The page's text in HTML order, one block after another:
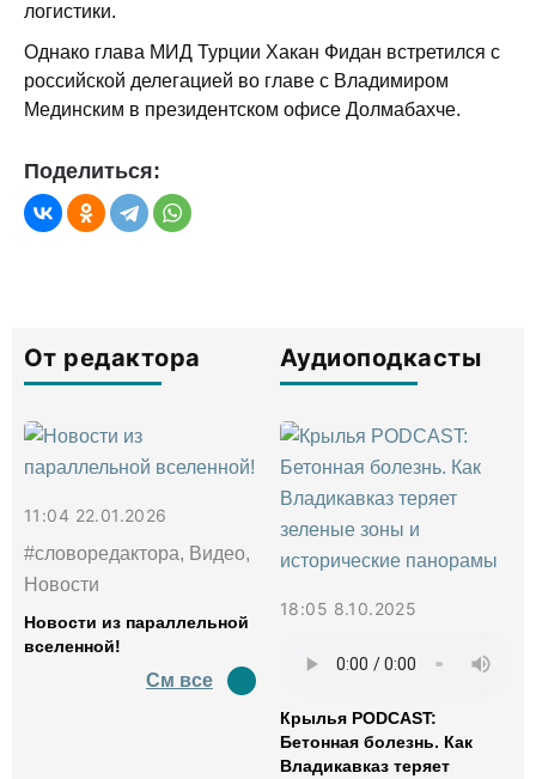
логистики.
Однако глава МИД Турции Хакан Фидан встретился с
российской делегацией во главе с Владимиром
Мединским в президентском офисе Долмабахче.
Поделиться:
От редактора
11:04 22.01.2026
#словоредактора, Видео,
Новости
Новости из параллельной
вселенной!
См все
Аудиоподкасты
18:05 8.10.2025
Крылья PODCAST:
Бетонная болезнь. Как
Владикавказ теряет